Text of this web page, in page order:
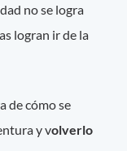
no se logra
logran ir de la
de cómo se
y volverlo